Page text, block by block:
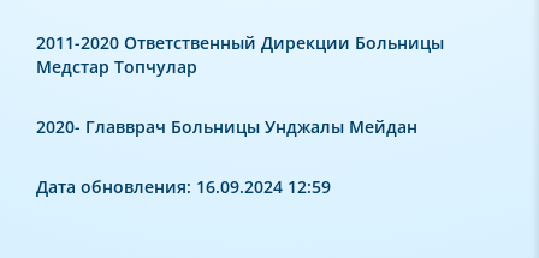
2011-2020 Ответственный Дирекции Больницы
Медстар Топчулар
2020- Главврач Больницы Унджалы Мейдан
Дата обновления: 16.09.2024 12:59